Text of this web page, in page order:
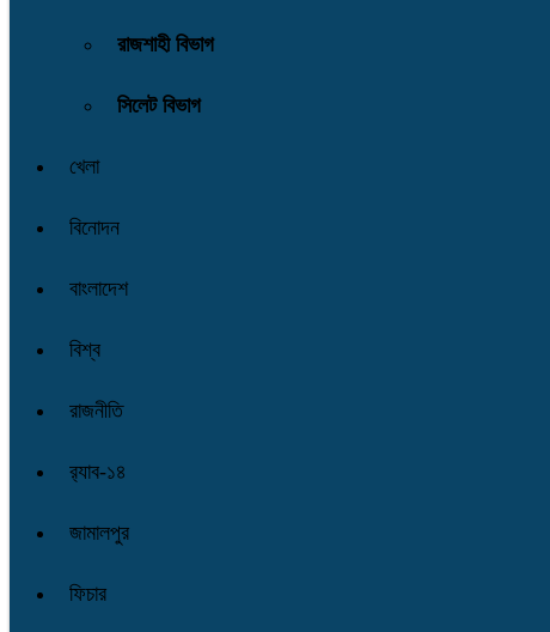
রাজশাহী বিভাগ
সিলেট বিভাগ
খেলা
বিনোদন
বাংলাদেশ
বিশ্ব
রাজনীতি
র‌্যাব-১৪
জামালপুর
ফিচার